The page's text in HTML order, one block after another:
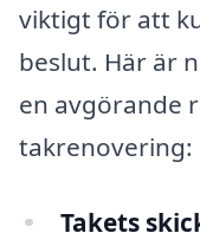
viktigt för att
beslut. Här är
en avgörande
takrenovering:
Takets